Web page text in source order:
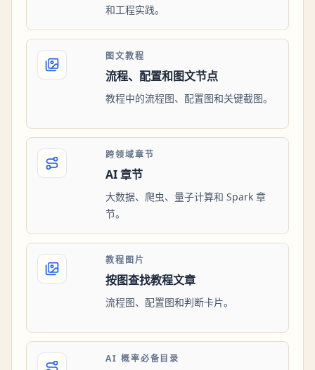
和工程实践。
图文教程
流程、配置和图文节点
教程中的流程图、配置图和关键截图。
跨领域章节
AI 章节
大数据、爬虫、量子计算和 Spark 章
节。
教程图片
按图查找教程文章
流程图、配置图和判断卡片。
AI 概率必备目录